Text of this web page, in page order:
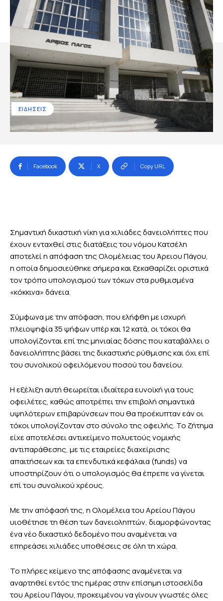
ΕΙΔΗΣΕΙΣ
Facebook X Copy URL
Σημαντική δικαστική νίκη για χιλιάδες δανειολήπτες που
έχουν ενταχθεί στις διατάξεις του νόμου Κατσέλη
αποτελεί η απόφαση της Ολομέλειας του Άρειου Πάγου,
η οποία δημοσιεύθηκε σήμερα και ξεκαθαρίζει οριστικά
τον τρόπο υπολογισμού των τόκων στα ρυθμισμένα
«κόκκινα» δάνεια.
Σύμφωνα με την απόφαση, που ελήφθη με ισχυρή
πλειοψηφία 35 ψήφων υπέρ και 12 κατά, οι τόκοι θα
υπολογίζονται επί της μηνιαίας δόσης που καταβάλλει ο
δανειολήπτης βάσει της δικαστικής ρύθμισης και όχι επί
του συνολικού οφειλόμενου ποσού του δανείου.
Η εξέλιξη αυτή θεωρείται ιδιαίτερα ευνοϊκή για τους
οφειλέτες, καθώς αποτρέπει την επιβολή σημαντικά
υψηλότερων επιβαρύνσεων που θα προέκυπταν εάν οι
τόκοι υπολογίζονταν στο σύνολο της οφειλής. Το ζήτημα
είχε αποτελέσει αντικείμενο πολυετούς νομικής
αντιπαράθεσης, με τις εταιρείες διαχείρισης
απαιτήσεων και τα επενδυτικά κεφάλαια (funds) να
υποστηρίζουν ότι ο υπολογισμός θα έπρεπε να γίνεται
επί του συνολικού χρέους.
Με την απόφασή της, η Ολομέλεια του Αρείου Πάγου
υιοθέτησε τη θέση των δανειοληπτών, διαμορφώνοντας
ένα νέο δικαστικό δεδομένο που αναμένεται να
επηρεάσει χιλιάδες υποθέσεις σε όλη τη χώρα.
Το πλήρες κείμενο της απόφασης αναμένεται να
αναρτηθεί εντός της ημέρας στην επίσημη ιστοσελίδα
του Αρείου Πάγου, προκειμένου να γίνουν γνωστές όλες